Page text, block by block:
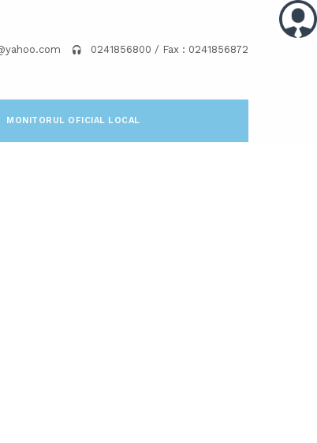
0241856800 / Fax : 0241856872
MONITORUL OFICIAL LOCAL